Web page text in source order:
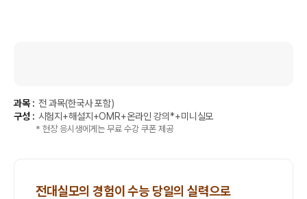
과목 : 전 과목(한국사 포함)
구성 : 시험지+해설지+OMR+온라인 강의*+미니실모
* 현장 응시생에게는 무료 수강 쿠폰 제공
전대실모의 경험이 수능 당일의 실력으로